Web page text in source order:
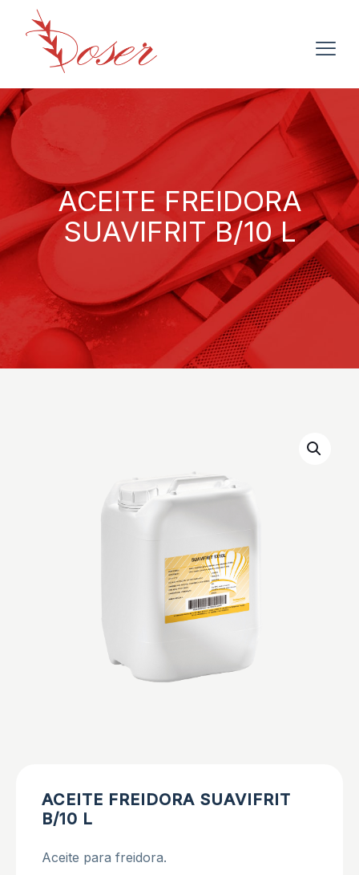
ACEITE FREIDORA
SUAVIFRIT B/10 L
ACEITE FREIDORA SUAVIFRIT
B/10 L
Aceite para freidora.